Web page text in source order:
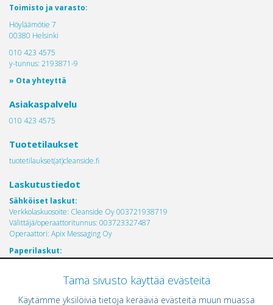
Toimisto ja varasto:
Höyläämötie 7
00380 Helsinki
010 423 4575
y-tunnus: 2193871-9
» Ota yhteyttä
Asiakaspalvelu
010 423 4575
Tuotetilaukset
tuotetilaukset(at)cleanside.fi
Laskutustiedot
Sähköiset laskut:
Verkkolaskuosoite: Cleanside Oy 003721938719
Välittäjä/operaattoritunnus: 003723327487
Operaattori: Apix Messaging Oy
Paperilaskut:
CleanSide Oy
00021 LASKUTUS
Cleanside Oy toimii ISO 13485 laadunhallintajärjestelmän mukaisesti.
Tämä sivusto käyttää evästeitä
Käytämme yksilöiviä tietoja kerääviä evästeitä muun muassa